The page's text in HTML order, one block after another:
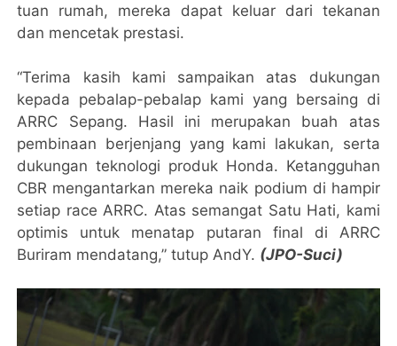
tuan rumah, mereka dapat keluar dari tekanan
dan mencetak prestasi.
“Terima kasih kami sampaikan atas dukungan
kepada pebalap-pebalap kami yang bersaing di
ARRC Sepang. Hasil ini merupakan buah atas
pembinaan berjenjang yang kami lakukan, serta
dukungan teknologi produk Honda. Ketangguhan
CBR mengantarkan mereka naik podium di hampir
setiap race ARRC. Atas semangat Satu Hati, kami
optimis untuk menatap putaran final di ARRC
Buriram mendatang,” tutup AndY. (JPO-Suci)